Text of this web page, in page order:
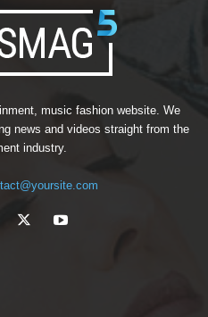
music fashion website. We
news and videos straight from the
industry.